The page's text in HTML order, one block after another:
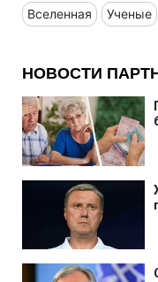
Вселенная Ученые